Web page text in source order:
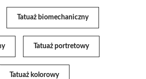
Tatuaż biomechaniczny
Tatuaż portretowy
Tatuaż kolorowy